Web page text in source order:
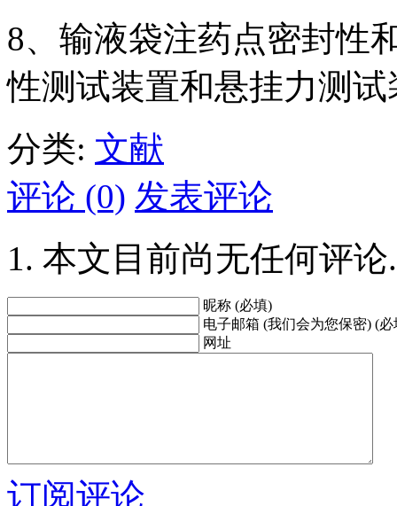
8、输液袋注药点密封性
性测试装置和悬挂力测
分类: 文献
评论 (0) 发表评论
本文目前尚无任何评论.
昵称 (必填)
电子邮箱 (我们会为您保密) (必
网址
订阅评论